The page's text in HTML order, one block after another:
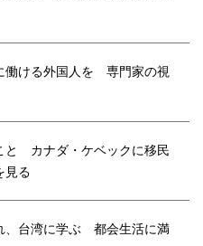
働ける外国人を 専門家の視
と カナダ・ケベックに移民
見る
、台湾に学ぶ 都会生活に満